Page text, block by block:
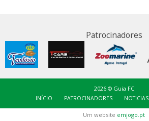
Patrocinadores
2026 © Guia FC
INÍCIO PATROCINADORES NOTICIAS
Um website emjogo.pt